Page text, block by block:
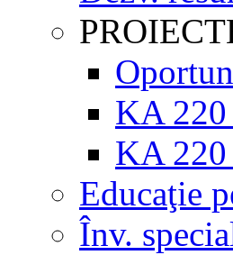
KA
KA
Educaţie
Înv.